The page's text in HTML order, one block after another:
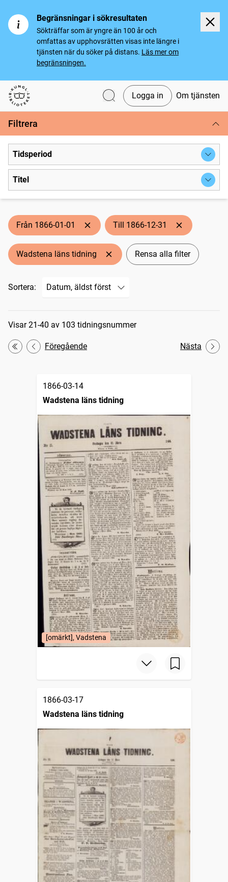
Begränsningar i sökresultaten
Sökträffar som är yngre än 100 år och
omfattas av upphovsrätten visas inte längre i
tjänsten när du söker på distans. Läs mer om
begränsningen.
Svenska tidningar
Logga in Om tjänsten
Filtrera
Tidsperiod
Titel
Från 1866-01-01 Till 1866-12-31
Wadstena läns tidning Rensa alla filter
Sortera:
Sökresultat
Visar 21-40 av 103 tidningsnummer
Första
Föregående Nästa
1866-03-14
Wadstena läns tidning
[omärkt], Vadstena
1866-03-17
Wadstena läns tidning